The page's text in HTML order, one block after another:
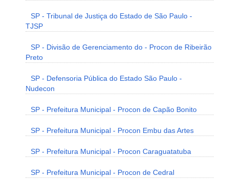
SP - Tribunal de Justiça do Estado de São Paulo -
TJSP
SP - Divisão de Gerenciamento do - Procon de Ribeirão
Preto
SP - Defensoria Pública do Estado São Paulo -
Nudecon
SP - Prefeitura Municipal - Procon de Capão Bonito
SP - Prefeitura Municipal - Procon Embu das Artes
SP - Prefeitura Municipal - Procon Caraguatatuba
SP - Prefeitura Municipal - Procon de Cedral